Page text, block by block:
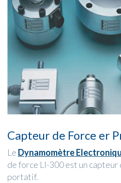
Capteur de Force er
Le Dynamomètre
de force LI-300 est un
portatif.